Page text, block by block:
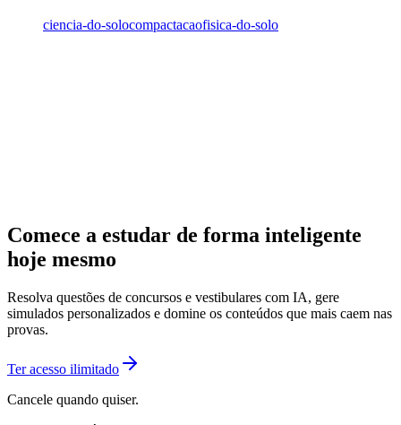
ciencia-do-solocompactacaofisica-do-solo
Comece a estudar de forma inteligente
hoje mesmo
Resolva questões de concursos e vestibulares com IA, gere
simulados personalizados e domine os conteúdos que mais caem nas
provas.
Ter acesso ilimitado
Cancele quando quiser.